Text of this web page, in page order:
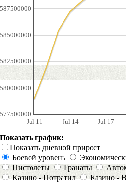
Jul 11 Jul 14 Jul 17
577500000
580000000
582500000
585000000
587500000
Показать график:
Показать дневной прирост
Боевой уровень
Пистолеты
Гранаты
Казино - Потратил
Казино -